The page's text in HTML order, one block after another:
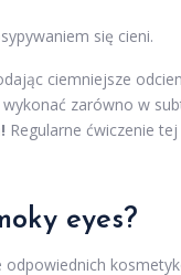
się cieni.
ciemniejsze
zarówno w
Regularne ćwiczenie
eyes?
odpowiednich